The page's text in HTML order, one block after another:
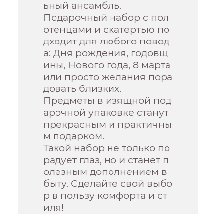
ьный ансамбль.
Подарочный набор с пол
отенцами и скатертью по
дходит для любого повод
а: Дня рождения, годовщ
ины, Нового года, 8 марта
или просто желания пора
довать близких.
Предметы в изящной под
арочной упаковке станут
прекрасным и практичны
м подарком.
Такой набор не только по
радует глаз, но и станет п
олезным дополнением в
быту. Сделайте свой выбо
р в пользу комфорта и ст
иля!